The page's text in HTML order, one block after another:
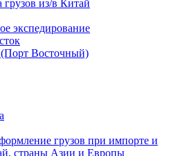
грузов из/в Китай
экспедирование
Восточный)
грузов при импорте и
страны Азии и Европы